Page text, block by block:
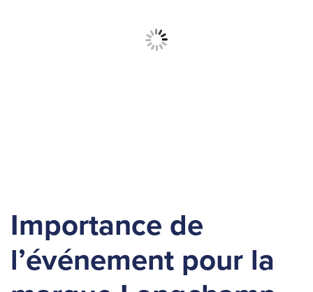
Importance de
l’événement pour la